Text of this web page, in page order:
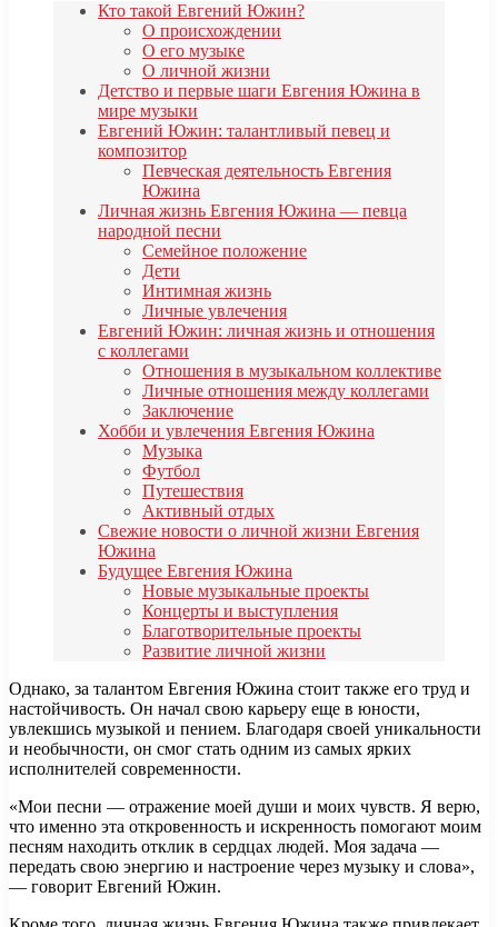
Кто такой Евгений Южин?
О происхождении
О его музыке
О личной жизни
Детство и первые шаги Евгения Южина в
мире музыки
Евгений Южин: талантливый певец и
композитор
Певческая деятельность Евгения
Южина
Личная жизнь Евгения Южина — певца
народной песни
Семейное положение
Дети
Интимная жизнь
Личные увлечения
Евгений Южин: личная жизнь и отношения
с коллегами
Отношения в музыкальном коллективе
Личные отношения между коллегами
Заключение
Хобби и увлечения Евгения Южина
Музыка
Футбол
Путешествия
Активный отдых
Свежие новости о личной жизни Евгения
Южина
Будущее Евгения Южина
Новые музыкальные проекты
Концерты и выступления
Благотворительные проекты
Развитие личной жизни
Однако, за талантом Евгения Южина стоит также его труд и
настойчивость. Он начал свою карьеру еще в юности,
увлекшись музыкой и пением. Благодаря своей уникальности
и необычности, он смог стать одним из самых ярких
исполнителей современности.
«Мои песни — отражение моей души и моих чувств. Я верю,
что именно эта откровенность и искренность помогают моим
песням находить отклик в сердцах людей. Моя задача —
передать свою энергию и настроение через музыку и слова»,
— говорит Евгений Южин.